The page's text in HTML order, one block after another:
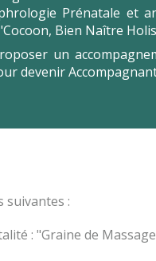
Prénatale et
Bien Naître
un
devenir
suivantes :
: "Graine de